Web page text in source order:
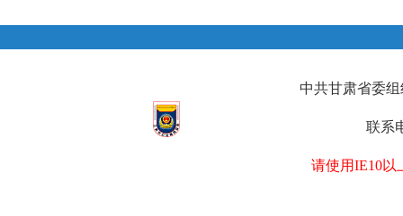
中共甘肃省委
联系
请使用IE10以